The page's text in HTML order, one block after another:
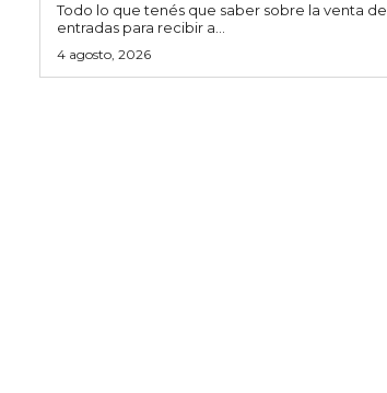
Todo lo que tenés que saber sobre la venta de
entradas para recibir a...
4 agosto, 2026